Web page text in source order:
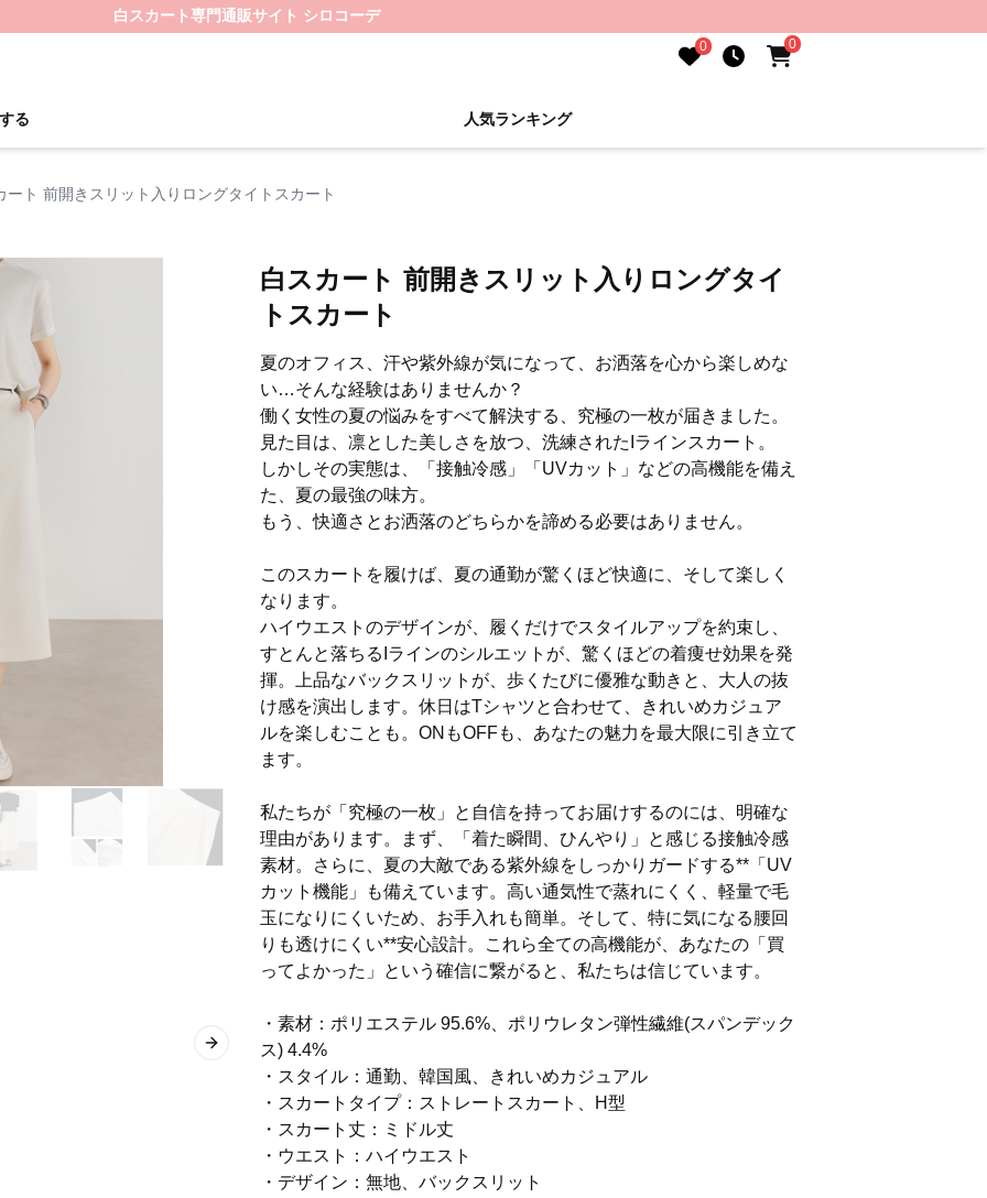
白スカート専門通販サイト シロコーデ
0 0
る 人気ランキング
ート 前開きスリット入りロングタイトスカート
Next slide
白スカート 前開きスリット入りロングタイ
トスカート
夏のオフィス、汗や紫外線が気になって、お洒落を心から楽しめな
い…そんな経験はありませんか？
働く女性の夏の悩みをすべて解決する、究極の一枚が届きました。
見た目は、凛とした美しさを放つ、洗練されたIラインスカート。
しかしその実態は、「接触冷感」「UVカット」などの高機能を備え
た、夏の最強の味方。
もう、快適さとお洒落のどちらかを諦める必要はありません。
このスカートを履けば、夏の通勤が驚くほど快適に、そして楽しく
なります。
ハイウエストのデザインが、履くだけでスタイルアップを約束し、
すとんと落ちるIラインのシルエットが、驚くほどの着痩せ効果を発
揮。上品なバックスリットが、歩くたびに優雅な動きと、大人の抜
け感を演出します。休日はTシャツと合わせて、きれいめカジュア
ルを楽しむことも。ONもOFFも、あなたの魅力を最大限に引き立て
ます。
私たちが「究極の一枚」と自信を持ってお届けするのには、明確な
理由があります。まず、「着た瞬間、ひんやり」と感じる接触冷感
素材。さらに、夏の大敵である紫外線をしっかりガードする**「UV
カット機能」も備えています。高い通気性で蒸れにくく、軽量で毛
玉になりにくいため、お手入れも簡単。そして、特に気になる腰回
りも透けにくい**安心設計。これら全ての高機能が、あなたの「買
ってよかった」という確信に繋がると、私たちは信じています。
・素材：ポリエステル 95.6%、ポリウレタン弾性繊維(スパンデック
ス) 4.4%
・スタイル：通勤、韓国風、きれいめカジュアル
・スカートタイプ：ストレートスカート、H型
・スカート丈：ミドル丈
・ウエスト：ハイウエスト
・デザイン：無地、バックスリット